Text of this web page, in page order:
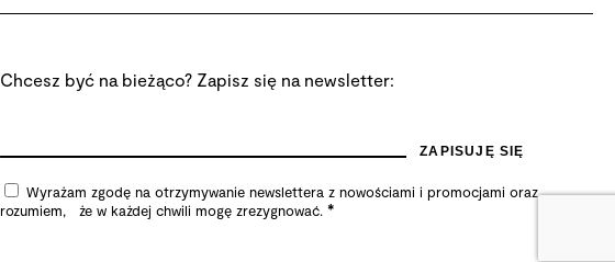
Chcesz być na bieżąco? Zapisz się na newsletter:
Wyrażam zgodę na otrzymywanie newslettera z nowościami i promocjami oraz
rozumiem, że w każdej chwili mogę zrezygnować. *